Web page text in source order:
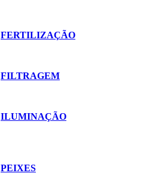
FERTILIZAÇÃO
FILTRAGEM
ILUMINAÇÃO
PEIXES